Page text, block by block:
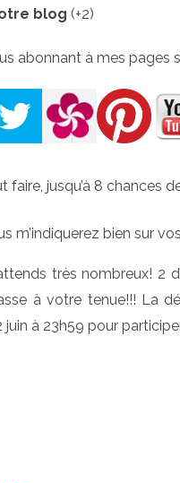
blog (+2)
abonnant à mes pages
faire, jusqu’à 8 chances
m’indiquerez bien sur
très nombreux! 2
à votre tenue!!! La
juin à 23h59 pour